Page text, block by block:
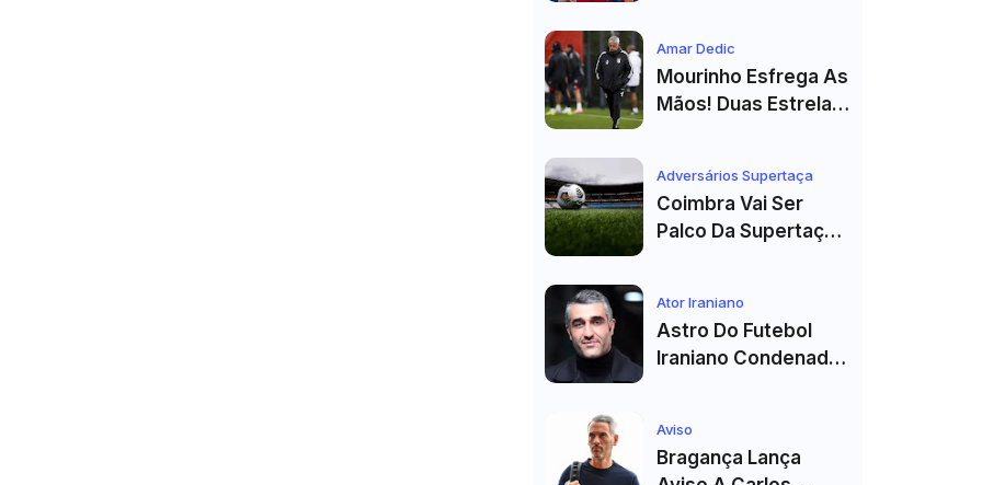
Amar Dedic
Mourinho Esfrega As
Mãos! Duas Estrelas
Madrid
Adversários Supertaça
Coimbra Vai Ser
Palco Da Supertaça
E Adversários
Confirmados
Ator Iraniano
Astro Do Futebol
Iraniano Condenado
Acusado De Estupro
E Sequestro
Aviso
Bragança Lança